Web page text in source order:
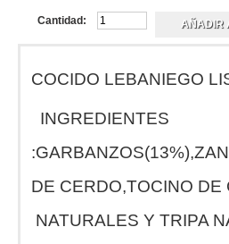
Atún-Bonito
Conservas variadas
Confituras y Frutas
Liébana y Cantabria
Derivados de la miel
Repostería Artesana
Corbatas
Cantidad:
COCIDO LEBANIEGO
INGREDIENTES
DE CERDO,TOCINO
NATURALES Y TRIPA